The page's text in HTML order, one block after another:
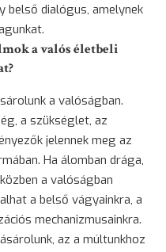
belső dialógus, amelynek
a valós életbeli
a valóságban.
a szükséglet, az
jelennek meg az
Ha álomban drága,
a valóságban
a belső vágyainkra, a
mechanizmusainkra.
az a múltunkhoz